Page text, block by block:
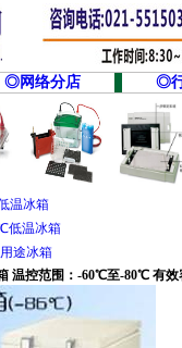
◎网络分店 ◎
温冰箱
低温冰箱
途冰箱
温控范围：-60℃至-80℃ 有效